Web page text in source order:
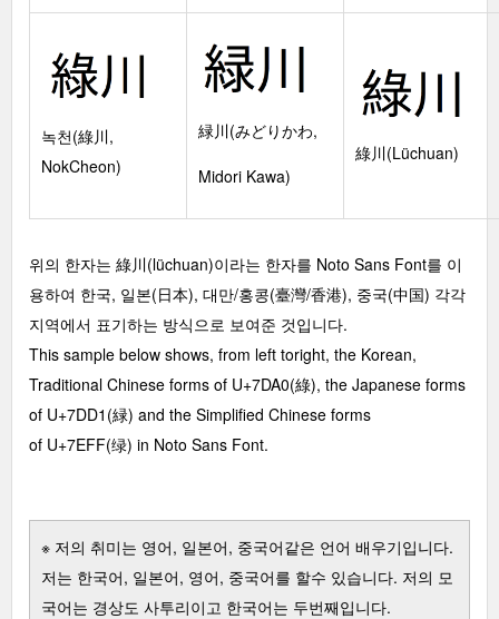
녹천(綠川,
NokCheon)
緑川(みどりかわ,
Midori Kawa)
綠川(Lüchuan)
위의 한자는 綠川(lüchuan)이라는 한자를 Noto Sans Font를 이
용하여 한국, 일본(日本), 대만/홍콩(臺灣/香港), 중국(中国) 각각
지역에서 표기하는 방식으로 보여준 것입니다.
This sample below shows, from left toright, the Korean,
Traditional Chinese forms of U+7DA0(綠), the Japanese forms
of U+7DD1(緑) and the Simplified Chinese forms
of U+7EFF(绿) in Noto Sans Font.
※ 저의 취미는 영어, 일본어, 중국어같은 언어 배우기입니다.
저는 한국어, 일본어, 영어, 중국어를 할수 있습니다. 저의 모
국어는 경상도 사투리이고 한국어는 두번째입니다.